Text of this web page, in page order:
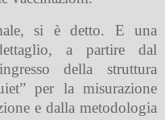
si è detto. E una
a partire dal
della struttura
per la misurazione
e dalla metodologia